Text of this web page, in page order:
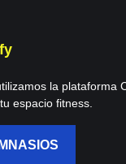
la plataforma
espacio fitness.